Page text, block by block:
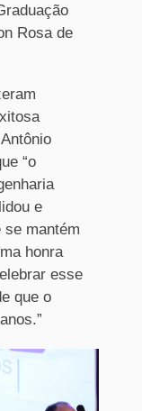
Rosa de
“o
e
mantém
honra
esse
que o